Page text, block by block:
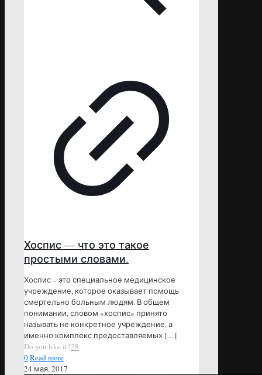
Хоспис — что это такое
простыми словами.
Хоспис – это специальное медицинское
учреждение, которое оказывает помощь
смертельно больным людям. В общем
понимании, словом «хоспис» принято
называть не конкретное учреждение, а
именно комплекс предоставляемых […]
Do you like it?28
0Read more
24 мая, 2017